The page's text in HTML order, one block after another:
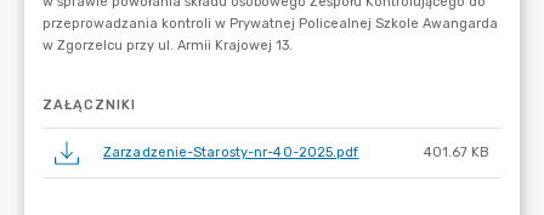
ZAŁĄCZNIKI
Zarzadzenie-Starosty-nr-40-2025.pdf 401.67 KB